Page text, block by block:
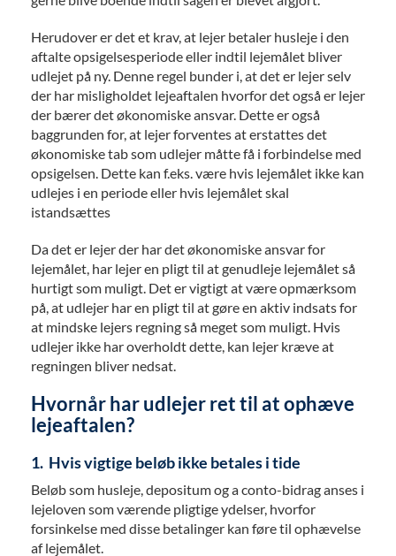
Herudover er det et krav, at lejer betaler husleje i den
aftalte opsigelsesperiode eller indtil lejemålet bliver
udlejet på ny. Denne regel bunder i, at det er lejer selv
der har misligholdet lejeaftalen hvorfor det også er lejer
der bærer det økonomiske ansvar. Dette er også
baggrunden for, at lejer forventes at erstattes det
økonomiske tab som udlejer måtte få i forbindelse med
opsigelsen. Dette kan f.eks. være hvis lejemålet ikke kan
udlejes i en periode eller hvis lejemålet skal
istandsættes
Da det er lejer der har det økonomiske ansvar for
lejemålet, har lejer en pligt til at genudleje lejemålet så
hurtigt som muligt. Det er vigtigt at være opmærksom
på, at udlejer har en pligt til at gøre en aktiv indsats for
at mindske lejers regning så meget som muligt. Hvis
udlejer ikke har overholdt dette, kan lejer kræve at
regningen bliver nedsat.
Hvornår har udlejer ret til at ophæve
lejeaftalen?
1. Hvis vigtige beløb ikke betales i tide
Beløb som husleje, depositum og a conto-bidrag anses i
lejeloven som værende pligtige ydelser, hvorfor
forsinkelse med disse betalinger kan føre til ophævelse
af lejemålet.